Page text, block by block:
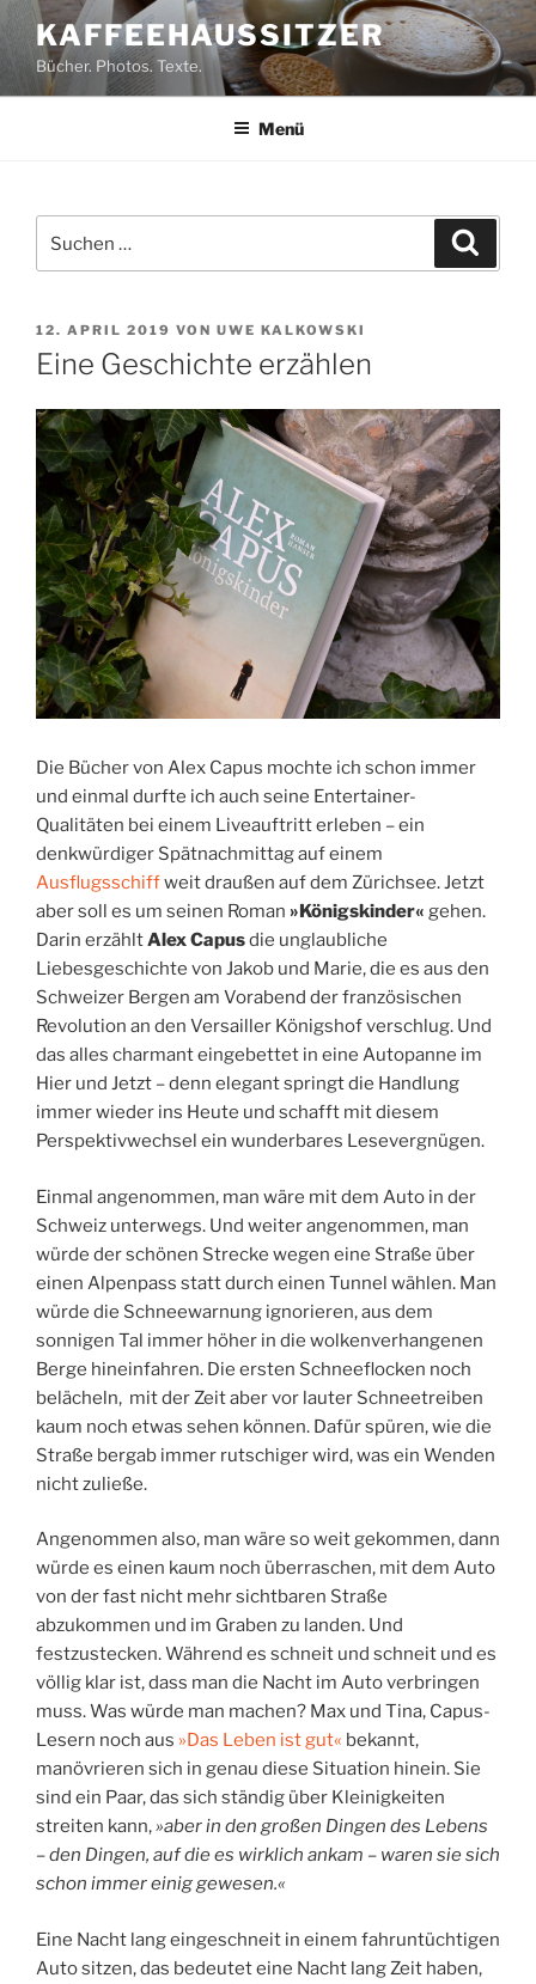
Zum
Inhalt
springen
KAFFEEHAUSSITZER
Bücher. Photos. Texte.
Menü
nach:
VERÖFFENTLICHT
AM
12. APRIL 2019 VON UWE KALKOWSKI
Eine Geschichte erzählen
Die Bücher von Alex Capus mochte ich schon immer
und einmal durfte ich auch seine Entertainer-
Qualitäten bei einem Liveauftritt erleben – ein
denkwürdiger Spätnachmittag auf einem
Ausflugsschiffweit draußen auf dem Zürichsee. Jetzt
aber soll es um seinen Roman »Königskinder« gehen.
Darin erzähltAlex Capusdie unglaubliche
Liebesgeschichte von Jakob und Marie, die es aus den
Schweizer Bergen am Vorabend der französischen
Revolution an den Versailler Königshof verschlug. Und
das alles charmant eingebettet in eine Autopanne im
Hier und Jetzt – denn elegant springt die Handlung
immer wieder ins Heute und schafft mit diesem
Perspektivwechsel ein wunderbares Lesevergnügen.
Einmal angenommen, man wäre mit dem Auto in der
Schweiz unterwegs. Und weiter angenommen, man
würde der schönen Strecke wegen eine Straße über
einen Alpenpass statt durch einen Tunnel wählen. Man
würde die Schneewarnung ignorieren, aus dem
sonnigen Tal immer höher in die wolkenverhangenen
Berge hineinfahren. Die ersten Schneeflocken noch
belächeln, mit der Zeit aber vor lauter Schneetreiben
kaum noch etwas sehen können. Dafür spüren, wie die
Straße bergab immer rutschiger wird, was ein Wenden
nicht zuließe.
Angenommen also, man wäre so weit gekommen, dann
würde es einen kaum noch überraschen, mit dem Auto
von der fast nicht mehr sichtbaren Straße
abzukommen und im Graben zu landen. Und
festzustecken. Während es schneit und schneit und es
völlig klar ist, dass man die Nacht im Auto verbringen
muss. Was würde man machen? Max und Tina, Capus-
Lesern noch aus »Das Leben ist gut« bekannt,
manövrieren sich in genau diese Situation hinein. Sie
sind ein Paar, das sich ständig über Kleinigkeiten
streiten kann,»aber in den großen Dingen des Lebens
– den Dingen, auf die es wirklich ankam – waren sie sich
schon immer einig gewesen.«
Eine Nacht lang eingeschneit in einem fahruntüchtigen
Auto sitzen, das bedeutet eine Nacht lang Zeit haben,